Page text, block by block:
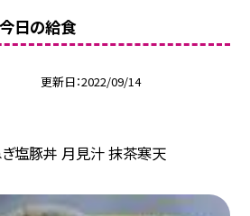
日の給食
更新日 2022/09/14
ぎ塩豚丼 月見汁 抹茶寒天